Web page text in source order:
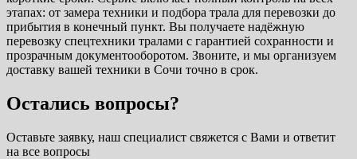
этапах: от замера техники и подбора трала для перевозки до
прибытия в конечный пункт. Вы получаете надёжную
перевозку спецтехники тралами с гарантией сохранности и
прозрачным документооборотом. Звоните, и мы организуем
доставку вашей техники в Сочи точно в срок.
Остались вопросы?
Оставьте заявку, наш специалист свяжется с Вами и ответит
на все вопросы